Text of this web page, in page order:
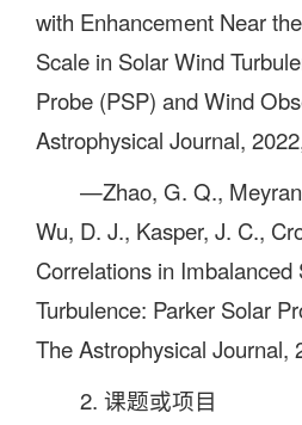
with Enhancement Near
Scale in Solar Wind
Probe (PSP) and Wind
Astrophysical Journal,
—Zhao, G. Q.,
Wu, D. J., Kasper, J. C.,
Correlations in Imbalanced
Turbulence: Parker Solar
The Astrophysical Journal,
2. 课题或项目